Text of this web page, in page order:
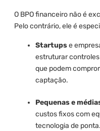
O BPO financeiro não é
Pelo contrário, ele é
Startupse
estruturar
que podem
captação.
Pequenas e
custos fixos com
tecnologia de ponta.